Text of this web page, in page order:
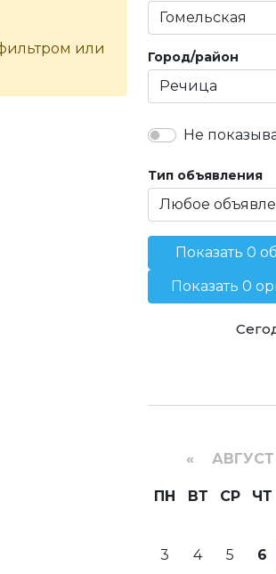
или
Город/район
Не
Тип объявления
Показать 0
Показать 0
« АВГУСТ
ПН ВТ СР ЧТ
3
4 5 6